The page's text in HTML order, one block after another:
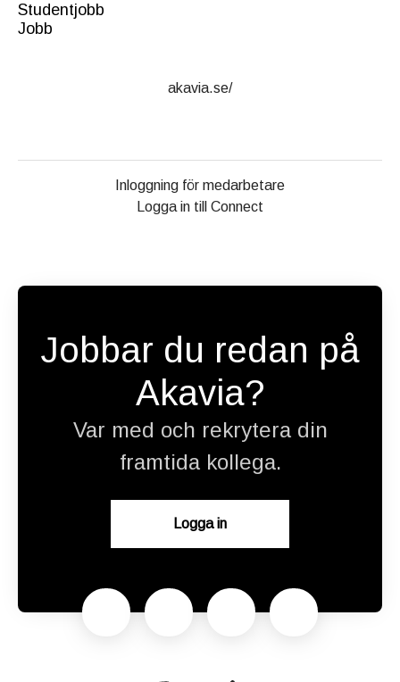
Studentjobb
Jobb
akavia.se/
Inloggning för medarbetare
Logga in till Connect
Jobbar du redan på
Akavia?
Var med och rekrytera din
framtida kollega.
Logga in